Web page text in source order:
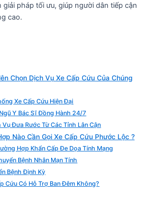
giải pháp tối ưu, giúp người dân tiếp cận
cao.
Chọn Dịch Vụ Xe Cấp Cứu Của Chúng
Xe Cấp Cứu Hiện Đại
Y Bác Sĩ Đồng Hành 24/7
Vụ Đưa Rước Từ Các Tỉnh Lân Cận
Nào Cần Gọi Xe Cấp Cứu Phước Lộc ?
Hợp Khẩn Cấp Đe Dọa Tính Mạng
Bệnh Nhân Mạn Tính
Bệnh Định Kỳ
Cứu Có Hỗ Trợ Ban Đêm Không?